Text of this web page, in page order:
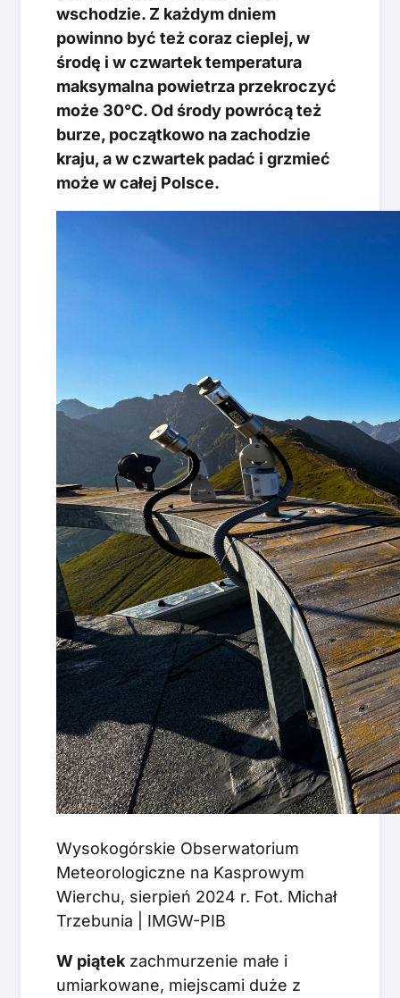
wschodzie. Z każdym dniem
powinno być też coraz cieplej, w
środę i w czwartek temperatura
maksymalna powietrza przekroczyć
może 30°C. Od środy powrócą też
burze, początkowo na zachodzie
kraju, a w czwartek padać i grzmieć
może w całej Polsce.
Wysokogórskie Obserwatorium
Meteorologiczne na Kasprowym
Wierchu, sierpień 2024 r. Fot. Michał
Trzebunia | IMGW-PIB
W piątek zachmurzenie małe i
umiarkowane, miejscami duże z